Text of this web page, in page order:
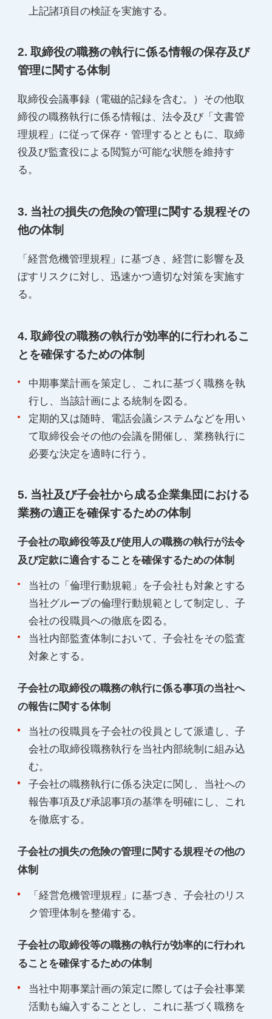
上記諸項目の検証を実施する。
2. 取締役の職務の執行に係る情報の保存及び
管理に関する体制
取締役会議事録（電磁的記録を含む。）その他取
締役の職務執行に係る情報は、法令及び「文書管
理規程」に従って保存・管理するとともに、取締
役及び監査役による閲覧が可能な状態を維持す
る。
3. 当社の損失の危険の管理に関する規程その
他の体制
「経営危機管理規程」に基づき、経営に影響を及
ぼすリスクに対し、迅速かつ適切な対策を実施す
る。
4. 取締役の職務の執行が効率的に行われるこ
とを確保するための体制
中期事業計画を策定し、これに基づく職務を執
行し、当該計画による統制を図る。
定期的又は随時、電話会議システムなどを用い
て取締役会その他の会議を開催し、業務執行に
必要な決定を適時に行う。
5. 当社及び子会社から成る企業集団における
業務の適正を確保するための体制
子会社の取締役等及び使用人の職務の執行が法令
及び定款に適合することを確保するための体制
当社の「倫理行動規範」を子会社も対象とする
当社グループの倫理行動規範として制定し、子
会社の役職員への徹底を図る。
当社内部監査体制において、子会社をその監査
対象とする。
子会社の取締役の職務の執行に係る事項の当社へ
の報告に関する体制
当社の役職員を子会社の役員として派遣し、子
会社の取締役職務執行を当社内部統制に組み込
む。
子会社の職務執行に係る決定に関し、当社への
報告事項及び承認事項の基準を明確にし、これ
を徹底する。
子会社の損失の危険の管理に関する規程その他の
体制
「経営危機管理規程」に基づき、子会社のリス
ク管理体制を整備する。
子会社の取締役等の職務の執行が効率的に行われ
ることを確保するための体制
当社中期事業計画の策定に際しては子会社事業
活動も編入することとし、これに基づく職務を